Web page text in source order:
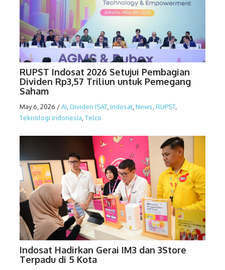
RUPST Indosat 2026 Setujui Pembagian
Dividen Rp3,57 Triliun untuk Pemegang
Saham
May 6, 2026 /AI Dividen ISAT, Indosat News RUPST,
Teknologi Indonesia Telco
Indosat Hadirkan Gerai IM3 dan 3Store
Terpadu di 5 Kota